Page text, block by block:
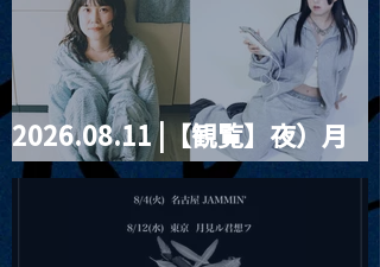
ツ」
2026.08.11 |【観覧】夜）月
見ル君想フpre. Sugar Shock